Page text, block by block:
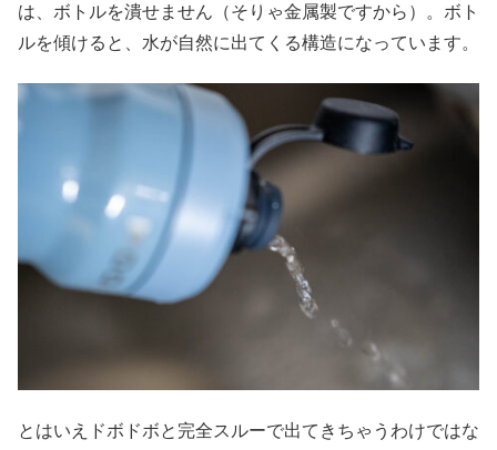
は、ボトルを潰せません（そりゃ金属製ですから）。ボト
ルを傾けると、水が自然に出てくる構造になっています。
とはいえドボドボと完全スルーで出てきちゃうわけではな